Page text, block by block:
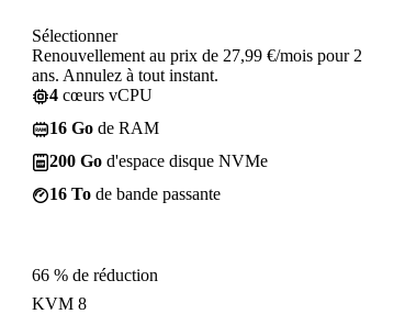
Sélectionner
Renouvellement au prix de 27,99 €/mois pour 2
ans. Annulez à tout instant.
4 cœurs vCPU
16 Go de RAM
200 Go d'espace disque NVMe
16 To de bande passante
66 % de réduction
KVM 8